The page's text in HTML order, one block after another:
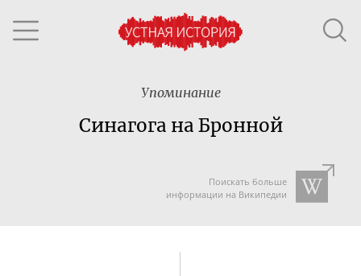
Упоминание
Синагога на Бронной
Поискать больше
информации на Википедии